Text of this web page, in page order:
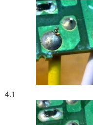
4.1